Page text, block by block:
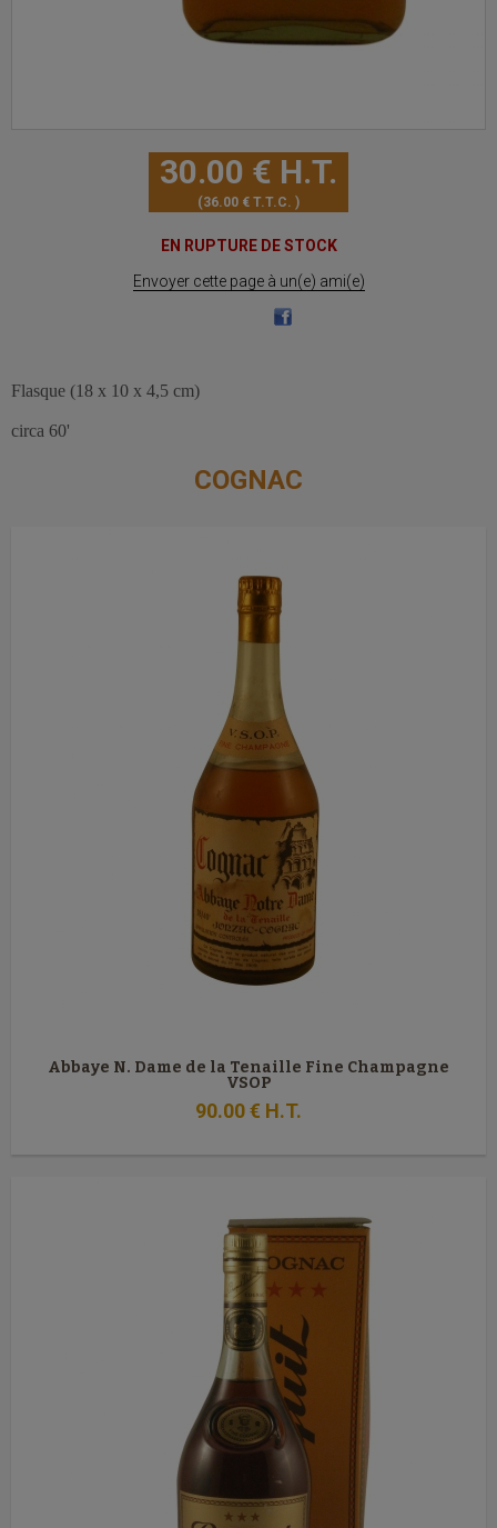
30.00 € H.T.
36.00 € T.T.C.
EN RUPTURE DE STOCK
Envoyer cette page à un(e) ami(e)
Flasque (18 x 10 x 4,5 cm)
circa 60'
COGNAC
Abbaye N. Dame de la Tenaille Fine Champagne
VSOP
90.00€ H.T.